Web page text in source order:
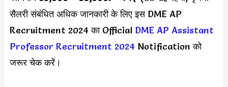
सैलरी संबंधित अधिक जानकारी के लिए इस DME AP
Recruitment 2024 का Official DME AP Assistant
Professor Recruitment 2024 Notification को
जरूर चेक करें।